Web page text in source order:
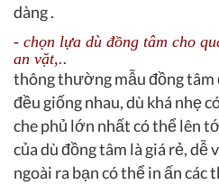
dàng .
- chọn lựa dù đồng tâm cho
an vặt,..
thông thường mẫu đồng tâm
đều giống nhau, dù khá nhẹ
che phủ lớn nhất có thể lên
của dù đồng tâm là giá rẻ, dễ
ngoài ra bạn có thể in ấn các